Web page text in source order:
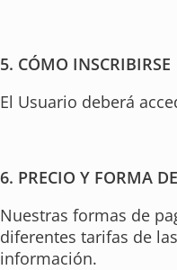
5. CÓMO INSCRIBIRSE
El Usuario deberá
6. PRECIO Y FORMA
Nuestras formas de
diferentes tarifas de
información.